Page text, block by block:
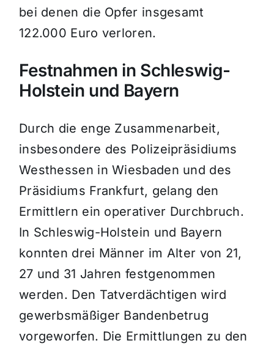
bei denen die Opfer insgesamt
122.000 Euro verloren.
Festnahmen in Schleswig-
Holstein und Bayern
Durch die enge Zusammenarbeit,
insbesondere des Polizeipräsidiums
Westhessen in Wiesbaden und des
Präsidiums Frankfurt, gelang den
Ermittlern ein operativer Durchbruch.
In Schleswig-Holstein und Bayern
konnten drei Männer im Alter von 21,
27 und 31 Jahren festgenommen
werden. Den Tatverdächtigen wird
gewerbsmäßiger Bandenbetrug
vorgeworfen. Die Ermittlungen zu den